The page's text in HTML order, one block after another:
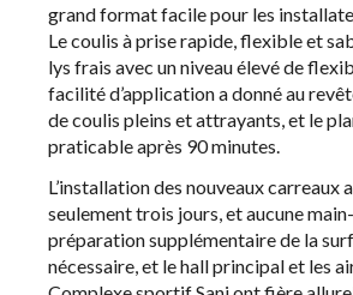
grand format facile pour les
Le coulis à prise rapide, flexible et
lys frais avec un niveau élevé de
facilité d’application a donné au
de coulis pleins et attrayants, et le
praticable après 90 minutes.
L’installation des nouveaux carreaux
seulement trois jours, et aucune
préparation supplémentaire de la
nécessaire, et le hall principal et les